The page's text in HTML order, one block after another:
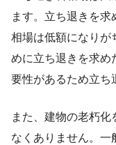
ます。立ち退きを
相場は低額になりが
めに立ち退きを求め
要性があるため立ち
また、建物の老朽
なくありません。一